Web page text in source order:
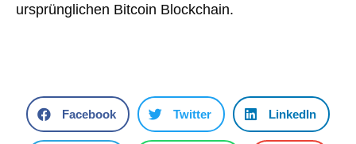
ursprünglichen Bitcoin Blockchain.
Facebook Twitter LinkedIn